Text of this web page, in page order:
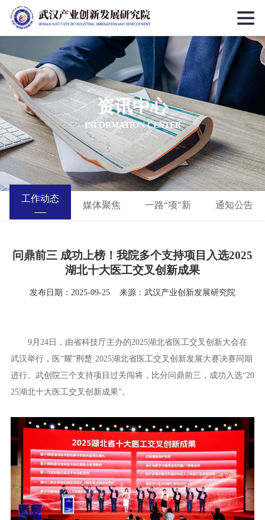
资讯中心
INFORMATION CENTER
工作动态
媒体聚焦 一路“项”新 通知公告
问鼎前三 成功上榜！我院多个支持项目入选2025
湖北十大医工交叉创新成果
发布日期：2025-09-25 来源：武汉产业创新发展研究院
9月24日，由省科技厅主办的2025湖北省医工交叉创新大会在
武汉举行，医“耀”荆楚·2025湖北省医工交叉创新发展大赛决赛同期
进行。武创院三个支持项目过关闯将，比分问鼎前三，成功入选“20
25湖北十大医工交叉创新成果”。